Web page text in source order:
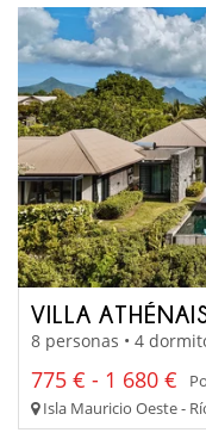
VILLA
8 personas • 4
775 € - 1 680 €
Isla Mauricio Oeste -